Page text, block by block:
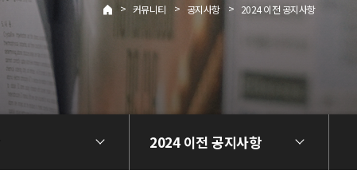
> 커뮤니티 > 공지사항 > 2024 이전 공지사항
2024 이전 공지사항